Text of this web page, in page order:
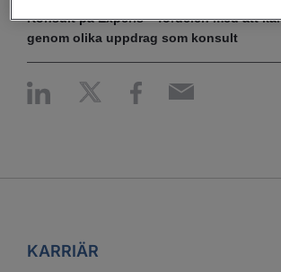
Konsult på Experis – fördelen med att
genom olika uppdrag som konsult
KARRIÄR